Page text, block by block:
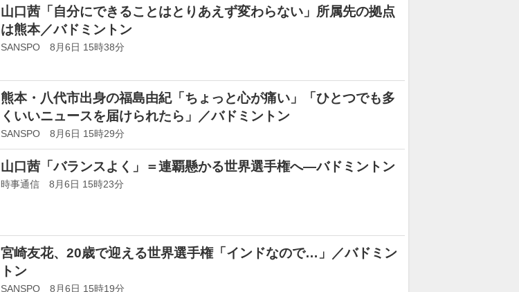
山口茜「自分にできることはとりあえず変わらない」所属先の拠点
は熊本／バドミントン
SANSPO 8月6日 15時38分
熊本・八代市出身の福島由紀「ちょっと心が痛い」「ひとつでも多
くいいニュースを届けられたら」／バドミントン
SANSPO 8月6日 15時29分
山口茜「バランスよく」＝連覇懸かる世界選手権へ―バドミントン
時事通信 8月6日 15時23分
宮崎友花、20歳で迎える世界選手権「インドなので…」／バドミン
トン
SANSPO 8月6日 15時19分